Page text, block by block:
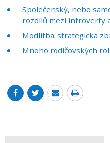
Společenský, nebo
rozdílů mezi introverty
Modlitba: strategická
Mnoho rodičovských